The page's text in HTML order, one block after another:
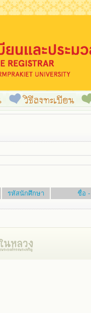
รหัสนักศึกษา ชื่อ